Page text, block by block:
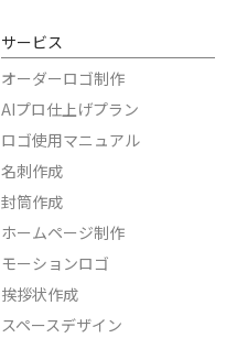
サービス
オーダーロゴ制作
AIプロ仕上げプラン
ロゴ使用マニュアル
名刺作成
封筒作成
ホームページ制作
モーションロゴ
挨拶状作成
スペースデザイン